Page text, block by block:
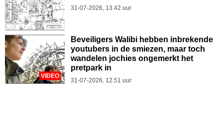
31-07-2026, 13.42 uur
VIDEO
Beveiligers Walibi hebben inbrekende
youtubers in de smiezen, maar toch
wandelen jochies ongemerkt het
pretpark in
31-07-2026, 12.51 uur